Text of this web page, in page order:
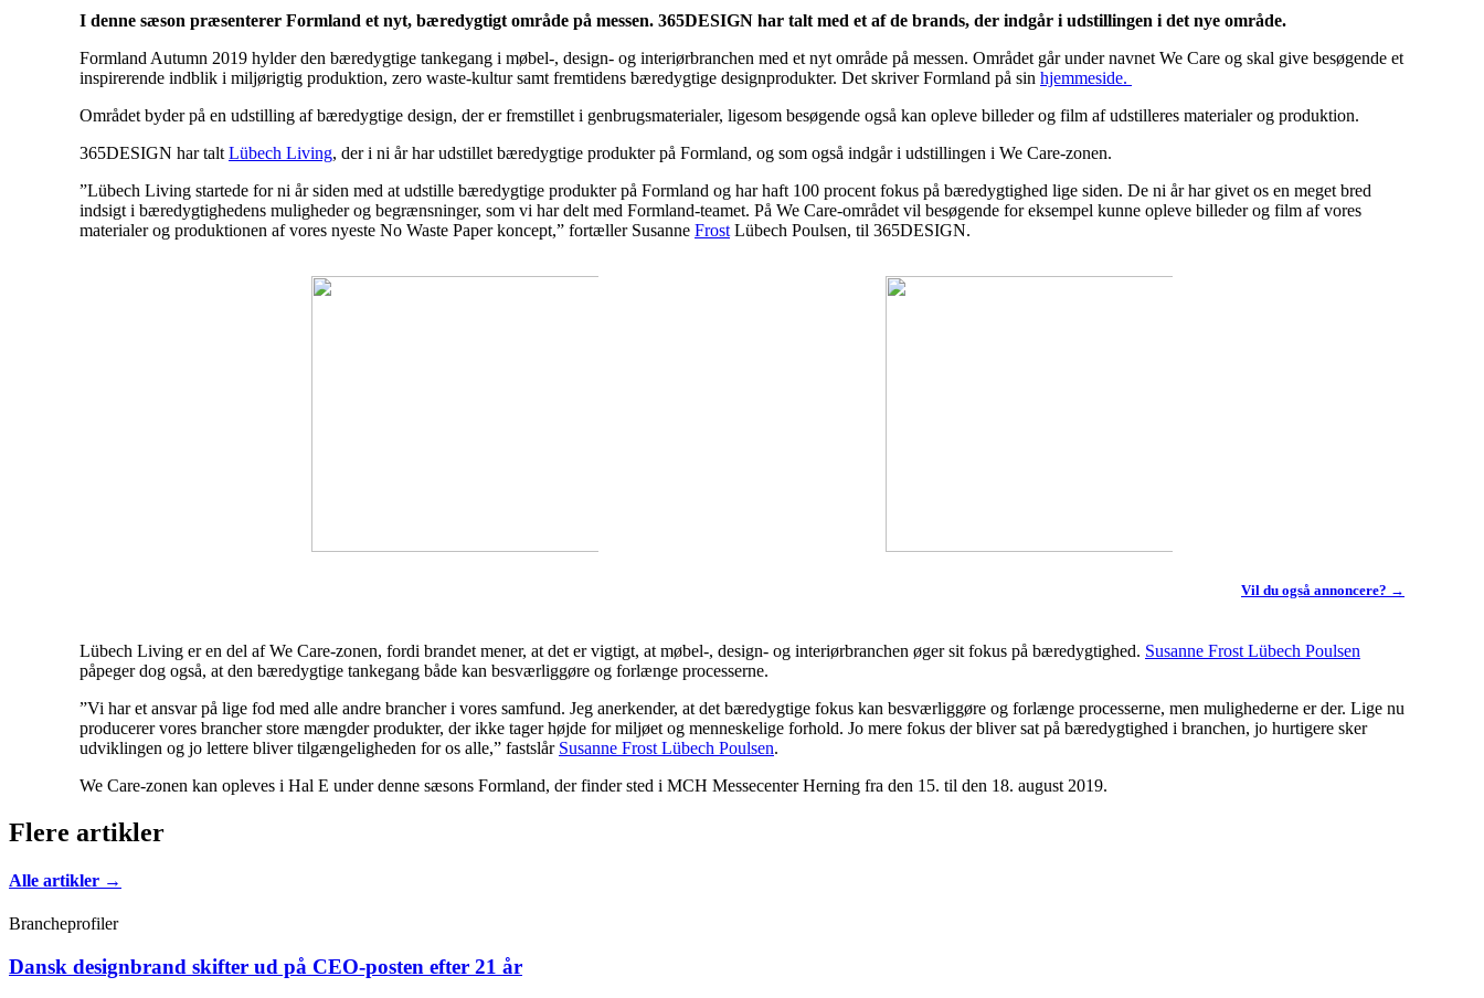
I denne sæson præsenterer Formland et nyt, bæredygtigt område på messen. 365DESIGN har talt med et af de brands, der indgår i udstillingen i det nye område.
Formland Autumn 2019 hylder den bæredygtige tankegang i møbel-, design- og interiørbranchen med et nyt område på messen. Området går under navnet We Care og skal give besøgende et
inspirerende indblik i miljørigtig produktion, zero waste-kultur samt fremtidens bæredygtige designprodukter. Det skriver Formland på sin hjemmeside.
Området byder på en udstilling af bæredygtige design, der er fremstillet i genbrugsmaterialer, ligesom besøgende også kan opleve billeder og film af udstilleres materialer og produktion.
365DESIGN har taltLübech Living, der i ni år har udstillet bæredygtige produkter på Formland, og som også indgår i udstillingen i We Care-zonen.
”Lübech Living startede for ni år siden med at udstille bæredygtige produkter på Formland og har haft 100 procent fokus på bæredygtighed lige siden. De ni år har givet os en meget bred
indsigt i bæredygtighedens muligheder og begrænsninger, som vi har delt med Formland-teamet. På We Care-området vil besøgende for eksempel kunne opleve billeder og film af vores
materialer og produktionen af vores nyeste No Waste Paper koncept,” fortæller Susanne FrostLübech Poulsen, til 365DESIGN.
Vil du også annoncere? →
Lübech Living er en del af We Care-zonen, fordi brandet mener, at det er vigtigt, at møbel-, design- og interiørbranchen øger sit fokus på bæredygtighed. Susanne Frost Lübech Poulsen
påpeger dog også, at den bæredygtige tankegang både kan besværliggøre og forlænge processerne.
”Vi har et ansvar på lige fod med alle andre brancher i vores samfund. Jeg anerkender, at det bæredygtige fokus kan besværliggøre og forlænge processerne, men mulighederne er der. Lige nu
producerer vores brancher store mængder produkter, der ikke tager højde for miljøet og menneskelige forhold. Jo mere fokus der bliver sat på bæredygtighed i branchen, jo hurtigere sker
udviklingen og jo lettere bliver tilgængeligheden for os alle,” fastslår Susanne Frost Lübech Poulsen.
We Care-zonen kan opleves i Hal E under denne sæsons Formland, der finder sted i MCH Messecenter Herning fra den 15. til den 18. august 2019.
Flere artikler
Alle artikler →
Brancheprofiler
Dansk designbrand skifter ud på CEO-posten efter 21 år